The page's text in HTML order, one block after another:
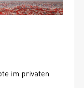
im privaten